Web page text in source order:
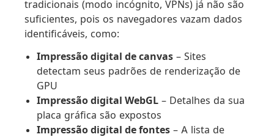
tradicionais (modo incógnito, VPNs) já não são
suficientes, pois os navegadores vazam dados
identificáveis, como:
Impressão digital de canvas – Sites
detectam seus padrões de renderização de
GPU
Impressão digital WebGL – Detalhes da sua
placa gráfica são expostos
Impressão digital de fontes – A lista de